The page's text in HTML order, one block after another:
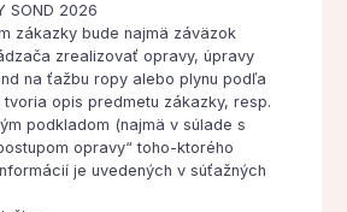
SOND 2026
zákazky bude najmä záväzok
zrealizovať opravy, úpravy
na ťažbu ropy alebo plynu podľa
opis predmetu zákazky, resp.
podkladom (najmä v súlade s
opravy“ toho-ktorého
je uvedených v súťažných